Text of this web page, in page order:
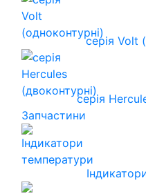
серія Volt
серія
Запчастини